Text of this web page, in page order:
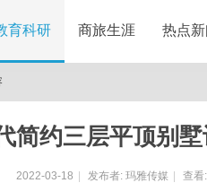
育科研 商旅生涯 热点
简约三层平顶别
2022-03-18 发布者: 玛雅传媒 查